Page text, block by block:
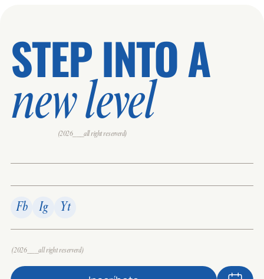
STEP INTO A
new level
(2026___all right reserverd)
Fb Ig Yt
(2026___all right reserverd)